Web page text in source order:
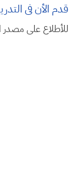
قدم الأن فى
للأطلاع على مصدر